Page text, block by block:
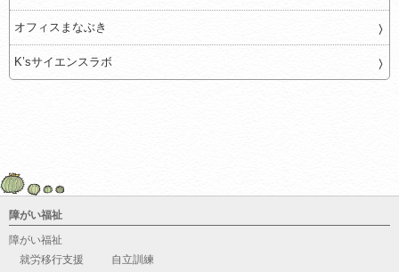
オフィスまなぶき
K’sサイエンスラボ
障がい福祉
障がい福祉
就労移行支援
自立訓練